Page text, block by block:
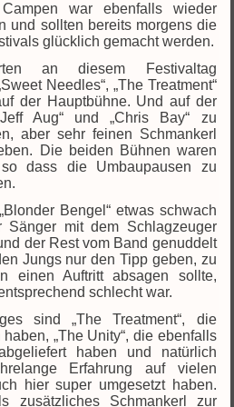
war ebenfalls wieder
und sollten bereits morgens die
glücklich gemacht werden.
an diesem Festivaltag
Needles“, „The Treatment“
der Hauptbühne. Und auf der
Aug“ und „Chris Bay“ zu
aber sehr feinen Schmankerl
Die beiden Bühnen waren
dass die Umbaupausen zu
Bengel“ etwas schwach
mit dem Schlagzeuger
der Rest vom Band genuddelt
Jungs nur den Tipp geben, zu
einen Auftritt absagen sollte,
schlecht war.
sind „The Treatment“, die
„The Unity“, die ebenfalls
haben und natürlich
Erfahrung auf vielen
hier super umgesetzt haben.
zusätzliches Schmankerl zur